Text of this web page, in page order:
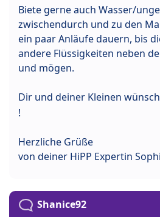
Biete gerne auch Wasser/
zwischendurch und zu den
ein paar Anläufe dauern, bis
andere Flüssigkeiten neben
und mögen.
Dir und deiner Kleinen
!
Herzliche Grüße
von deiner HiPP Expertin
Shanice92